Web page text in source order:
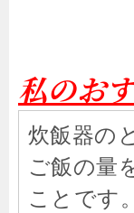
私のお
炊飯器の
ご飯の量
ことです。